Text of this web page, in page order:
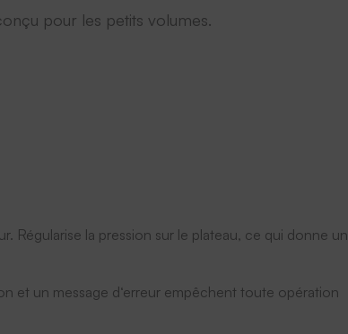
pour les petits volumes.
Régularise la pression sur le plateau, ce qui donne un
et un message d‘erreur empêchent toute opération